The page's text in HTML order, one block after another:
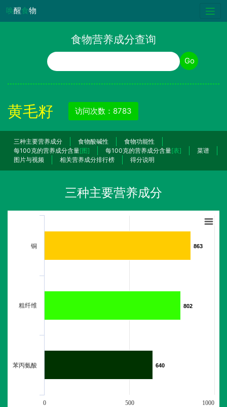
唤醒食物
食物营养成分查询
食物名称 Go
黄毛籽 访问次数：8783
三种主要营养成分 食物酸碱性
食物功能性
每100克的营养成分含量[图] 每100克的营养成分含量[表]
菜谱
图片与视频
相关营养成分排行榜 得分说明
三种主要营养成分
863
863
802
802
640
640
铜
粗纤维
苯丙氨酸
0 500 1000